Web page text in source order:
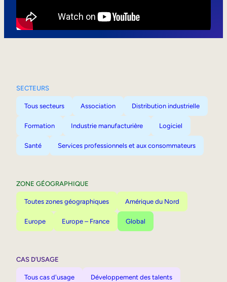
SECTEURS
Tous secteurs Association Distribution industrielle
Formation Industrie manufacturière Logiciel
Santé Services professionnels et aux consommateurs
ZONE GÉOGRAPHIQUE
Toutes zones géographiques Amérique du Nord
Europe Europe – France Global
CAS D’USAGE
Tous cas d'usage Développement des talents